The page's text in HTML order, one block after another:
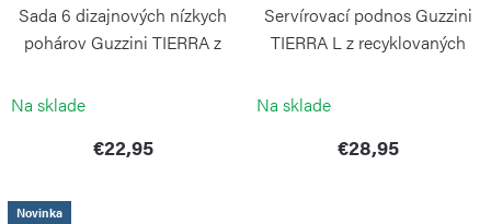
Sada 6 dizajnových nízkych
pohárov Guzzini TIERRA z
Na sklade
€22,95
Servírovací podnos Guzzini
TIERRA L z recyklovaných
Na sklade
€28,95
Novinka